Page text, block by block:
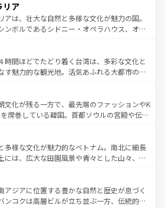
ーリンズでは、音楽と美食が融合した独特の
旅行者はアメリカの各地域で異なる魅力を楽
その多様性と豊かな歴史を感じることができ
スタイルだ。 なお、新着のアメリカ
ンツ一覧を参照してほしい。
せない。また、定番の観光地といえばオアフ
な自然を求めるならマウイ島やカウアイ島が
メラルドグリーンに輝く海をはじめ、豊かな
しの心で訪れる人々を迎えてくれるハワイの
いローカルフードやハワイアンミュージッ
フラダンスなど、すべてがハワイの魅力を彩
ほしい。 なお、新着のハワイ情報
一覧を参照してほしい。
リア
アは、壮大な自然と多様な文化が魅力の国。
ンボルであるシドニー・オペラハウス、オー
大陸中央部にそびえるウルル（エアーズロッ
ニアの美しい原生林やケアンズの熱帯雨林な
がたくさん。また、カフェやワイン、オージ
ィビティも充実しており、サーフィンやダイ
キングなど、アウトドア好きにはたまらな
ラリアの多彩な魅力を存分に味わいつくそ
。
時間ほどでたどり着く台湾は、多彩な文化と
す魅力的な観光地。活気あふれる大都市の台
な山岳地帯である台湾東部など、都市の喧騒
さが共存しており、訪れる人に新しい発見と
してくれる。また、奥深い台湾の食文化も魅
評判のスイーツなど、バラエティ豊かな料理
が味わえる。 なお、新着の台湾情報は コンテンツ一覧を参
。
文化が残る一方で、最先端のファッションやK
席巻している韓国。首都ソウルの宮殿や伝統
を延ばせば四季折々の自然美を楽しむことが
て、キムチや焼肉、絶品のストリートフード
まな韓国料理が待っている。夜には、韓国な
れながら、韓国の多彩な魅力を心ゆくまで味
わってみてほしい。 なお、新着の韓国情報はコンテンツ一
ほしい。
多様な文化が魅力的なベトナム。南北に細長
には、広大な田園風景や青々とした山々、世
共に伝統が息づく。ハノイの古い町並みやホ
フランス統治時代の建物も、独特の雰囲気を
る。また、バラエティの豊かさとおいしさで
アジアに位置する豊かな自然と歴史が息づく
ンコクは高層ビルが立ち並ぶ一方、伝統的な